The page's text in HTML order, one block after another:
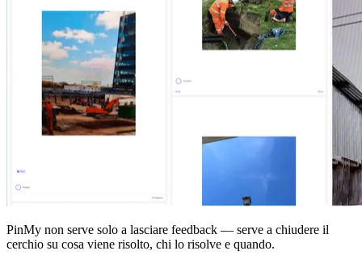
PinMy non serve solo a lasciare feedback — serve a chiudere il
cerchio su cosa viene risolto, chi lo risolve e quando.